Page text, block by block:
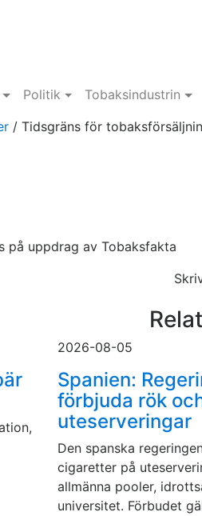
Politik Tobaksindustrin
/ Tidsgräns för
på uppdrag av Tobaksfakta
2026-08-05
Spanien:
förbjuda rök
uteserveringar
Den spanska
cigaretter på
allmänna pooler,
universitet. Förbudet